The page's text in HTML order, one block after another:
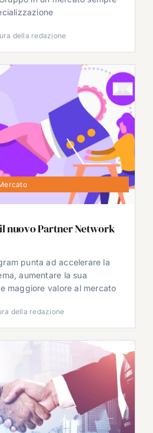
della redazione
nuovo Partner Network
punta ad accelerare la
aumentare la sua
maggiore valore al mercato
della redazione